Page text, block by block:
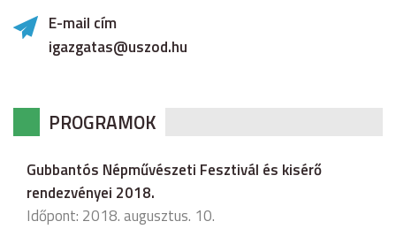
E-mail cím
igazgatas@uszod.hu
PROGRAMOK
Gubbantós Népművészeti Fesztivál és kisérő
rendezvényei 2018.
Időpont: 2018. augusztus. 10.